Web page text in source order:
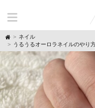
H
o
m
ネイル
うるうるオーロラネイルのやり